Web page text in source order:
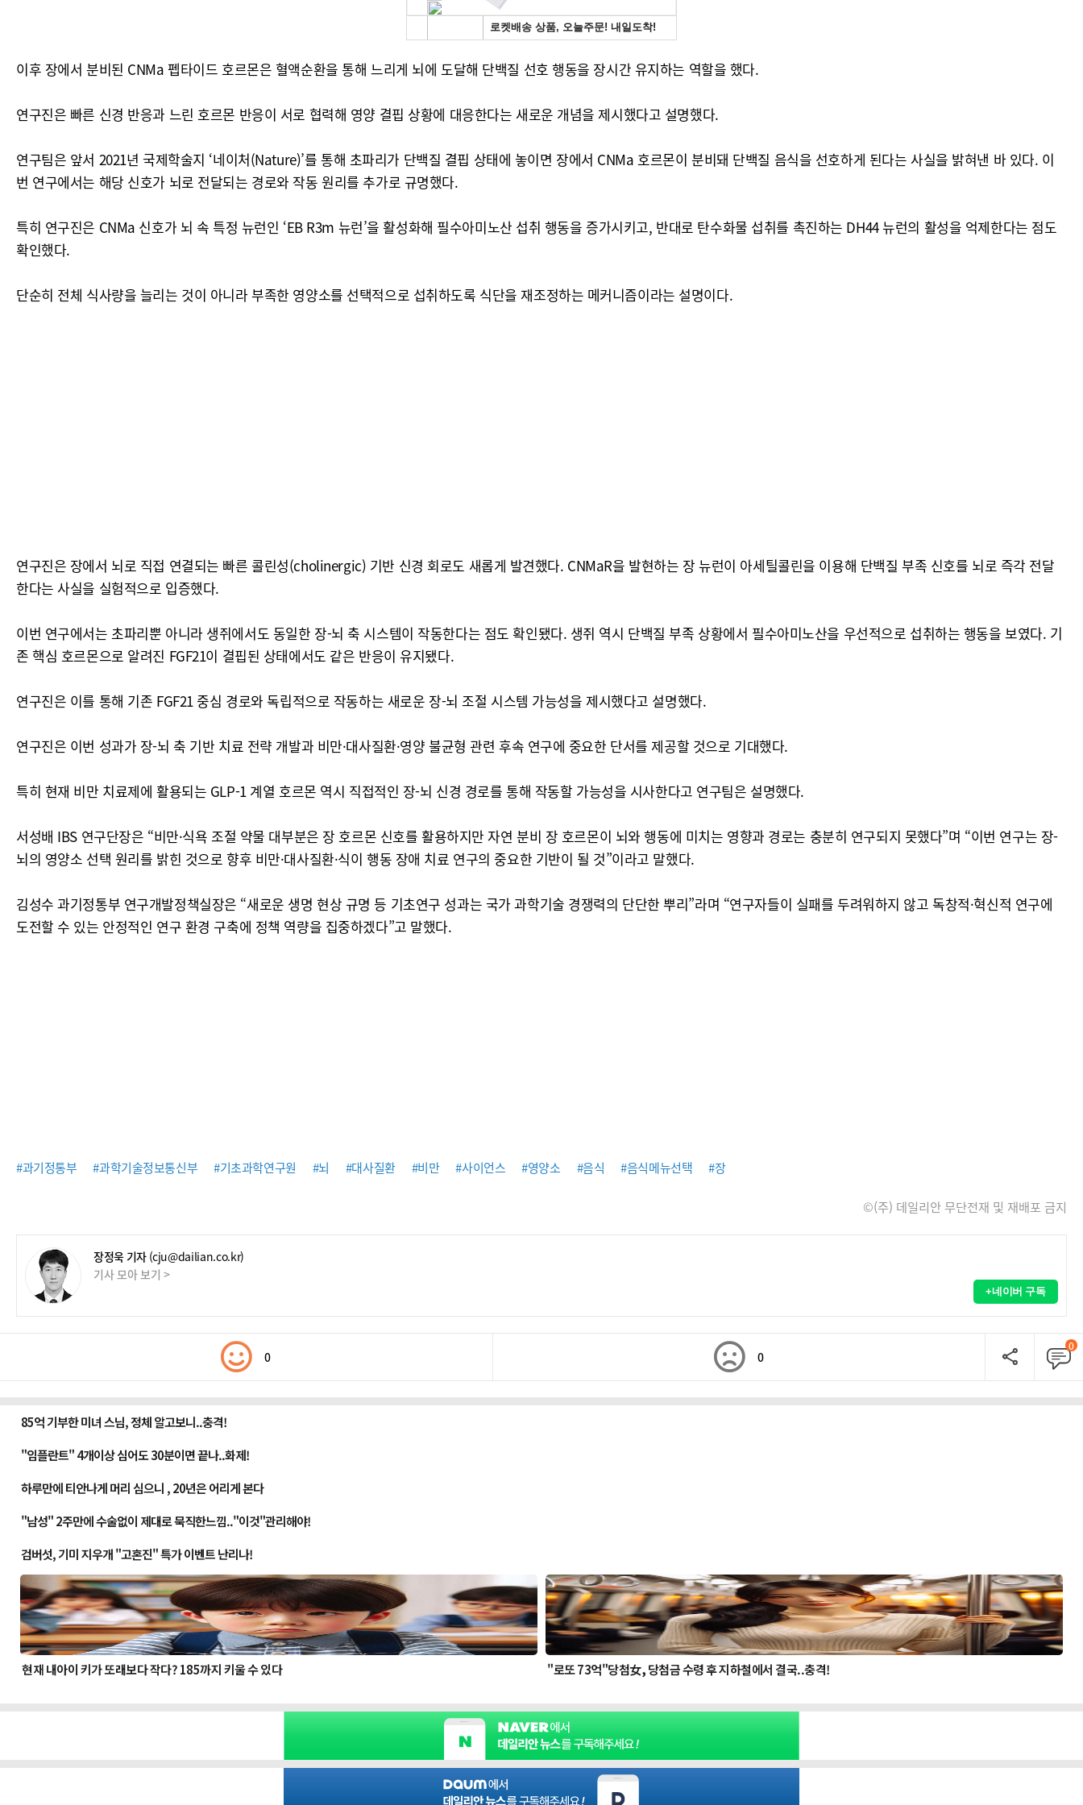
이후 장에서 분비된 CNMa 펩타이드 호르몬은 혈액순환을 통해 느리게 뇌에 도달해 단백질 선호 행동을 장시간 유지하는 역할을 했다.
연구진은 빠른 신경 반응과 느린 호르몬 반응이 서로 협력해 영양 결핍 상황에 대응한다는 새로운 개념을 제시했다고 설명했다.
연구팀은 앞서 2021년 국제학술지 ‘네이처(Nature)’를 통해 초파리가 단백질 결핍 상태에 놓이면 장에서 CNMa 호르몬이 분비돼 단백질 음식을 선호하게 된다는 사실을 밝혀낸 바 있다. 이
번 연구에서는 해당 신호가 뇌로 전달되는 경로와 작동 원리를 추가로 규명했다.
특히 연구진은 CNMa 신호가 뇌 속 특정 뉴런인 ‘EB R3m 뉴런’을 활성화해 필수아미노산 섭취 행동을 증가시키고, 반대로 탄수화물 섭취를 촉진하는 DH44 뉴런의 활성을 억제한다는 점도
확인했다.
단순히 전체 식사량을 늘리는 것이 아니라 부족한 영양소를 선택적으로 섭취하도록 식단을 재조정하는 메커니즘이라는 설명이다.
연구진은 장에서 뇌로 직접 연결되는 빠른 콜린성(cholinergic) 기반 신경 회로도 새롭게 발견했다. CNMaR을 발현하는 장 뉴런이 아세틸콜린을 이용해 단백질 부족 신호를 뇌로 즉각 전달
한다는 사실을 실험적으로 입증했다.
이번 연구에서는 초파리뿐 아니라 생쥐에서도 동일한 장-뇌 축 시스템이 작동한다는 점도 확인됐다. 생쥐 역시 단백질 부족 상황에서 필수아미노산을 우선적으로 섭취하는 행동을 보였다. 기
존 핵심 호르몬으로 알려진 FGF21이 결핍된 상태에서도 같은 반응이 유지됐다.
연구진은 이를 통해 기존 FGF21 중심 경로와 독립적으로 작동하는 새로운 장-뇌 조절 시스템 가능성을 제시했다고 설명했다.
연구진은 이번 성과가 장-뇌 축 기반 치료 전략 개발과 비만·대사질환·영양 불균형 관련 후속 연구에 중요한 단서를 제공할 것으로 기대했다.
특히 현재 비만 치료제에 활용되는 GLP-1 계열 호르몬 역시 직접적인 장-뇌 신경 경로를 통해 작동할 가능성을 시사한다고 연구팀은 설명했다.
서성배 IBS 연구단장은 “비만·식욕 조절 약물 대부분은 장 호르몬 신호를 활용하지만 자연 분비 장 호르몬이 뇌와 행동에 미치는 영향과 경로는 충분히 연구되지 못했다”며 “이번 연구는 장-
뇌의 영양소 선택 원리를 밝힌 것으로 향후 비만·대사질환·식이 행동 장애 치료 연구의 중요한 기반이 될 것”이라고 말했다.
김성수 과기정통부 연구개발정책실장은 “새로운 생명 현상 규명 등 기초연구 성과는 국가 과학기술 경쟁력의 단단한 뿌리”라며 “연구자들이 실패를 두려워하지 않고 독창적·혁신적 연구에
도전할 수 있는 안정적인 연구 환경 구축에 정책 역량을 집중하겠다”고 말했다.
#과기정통부 #과학기술정보통신부 #기초과학연구원 #뇌 #대사질환 #비만 #사이언스 #영양소 #음식 #음식메뉴선택 #장
©(주) 데일리안 무단전재 및 재배포 금지
장정욱 기자 (cju@dailian.co.kr)
기사 모아 보기 >
+네이버 구독
0 0
0